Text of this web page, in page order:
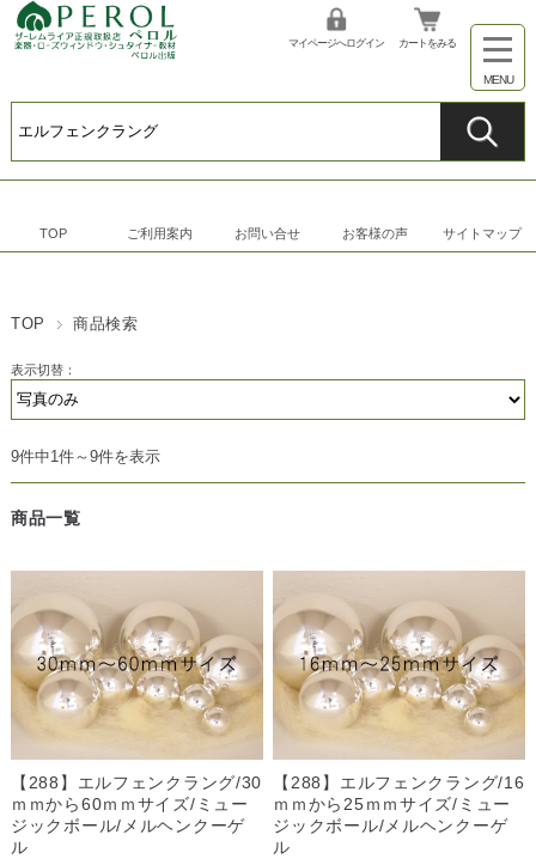
マイページへログイン カートをみる
TOP ご利用案内 お問い合せ お客様の声 サイトマップ
TOP 商品検索
表示切替：
9件中1件～9件を表示
商品一覧
【288】エルフェンクラング/30
ｍｍから60ｍｍサイズ/ミュー
ジックボール/メルヘンクーゲ
ル
【288】エルフェンクラング/16
ｍｍから25ｍｍサイズ/ミュー
ジックボール/メルヘンクーゲ
ル